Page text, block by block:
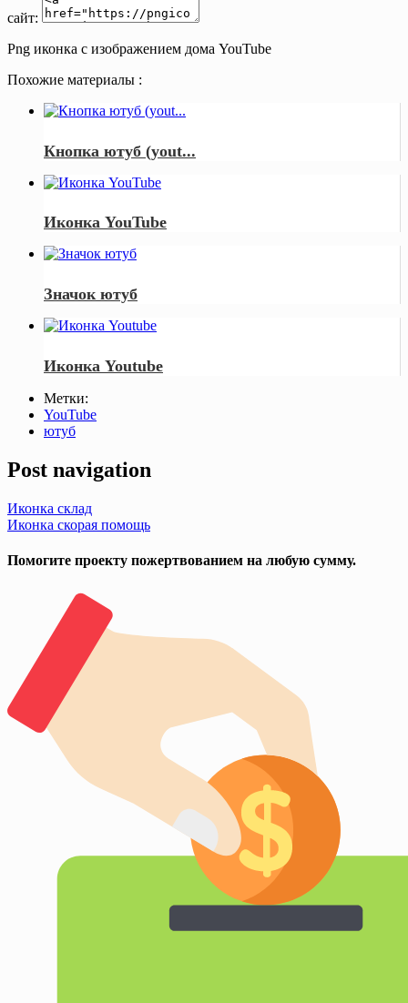
сайт:
Png иконка с изображением дома YouTube
Похожие материалы :
Кнопка ютуб (yout...
Иконка YouTube
Значок ютуб
Иконка Youtube
Метки:
YouTube
ютуб
Post navigation
Иконка склад
Иконка скорая помощь
Помогите проекту пожертвованием на любую сумму.